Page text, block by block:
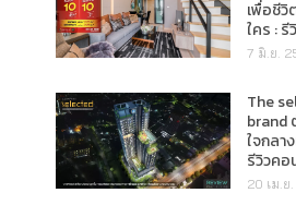
เพื่อชีวิ
ใคร :
7 มิ.ย.
The
brand
ใจกลา
รีวิวคอ
20 เม.ย